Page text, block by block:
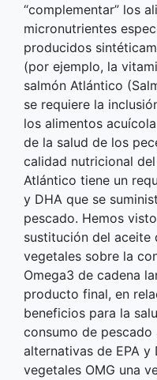
“complementar” los
micronutrientes
producidos
(por ejemplo, la
salmón Atlántico
se requiere la
los alimentos
de la salud de los
calidad nutricional
Atlántico tiene un
y DHA que se
pescado. Hemos
sustitución del aceite
vegetales sobre la
Omega3 de cadena
producto final, en
beneficios para la
consumo de pescado
alternativas de EPA y
vegetales OMG una